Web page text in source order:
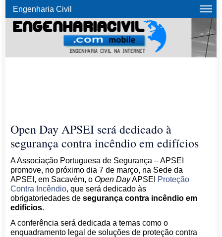
Engenharia Civil
Open Day APSEI será dedicado à
segurança contra incêndio em edifícios
A Associação Portuguesa de Segurança – APSEI
promove, no próximo dia 7 de março, na Sede da
APSEI, em Sacavém, oOpen DayAPSEI
Proteção
Contra Incêndio, que será dedicado às
obrigatoriedades desegurança contra incêndio em
edifícios.
A conferência será dedicada a temas como o
enquadramento legal de soluções de proteção contra